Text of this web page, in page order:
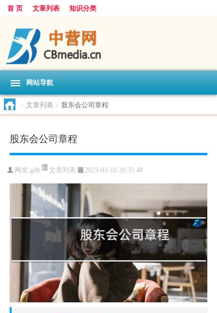
首 页 文章列表 知识分类
网站导航
> 文章列表 > 股东会公司章程
股东会公司章程
网友:gdh 文章列表 2023-03-10 20:35:48